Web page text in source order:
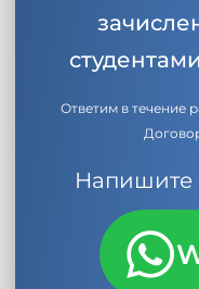
студентами
Ответим в течение
Напишите